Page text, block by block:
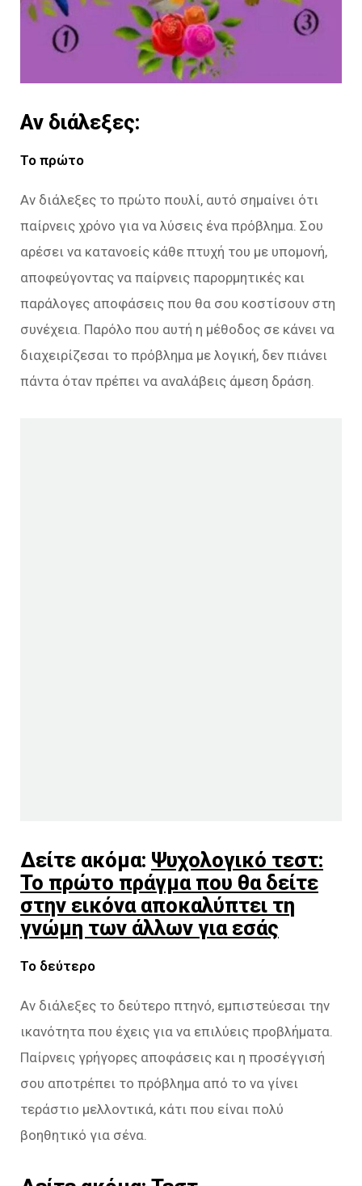
Αν διάλεξες:
Το πρώτο
Αν διάλεξες το πρώτο πουλί, αυτό σημαίνει ότι
παίρνεις χρόνο για να λύσεις ένα πρόβλημα. Σου
αρέσει να κατανοείς κάθε πτυχή του με υπομονή,
αποφεύγοντας να παίρνεις παρορμητικές και
παράλογες αποφάσεις που θα σου κοστίσουν στη
συνέχεια. Παρόλο που αυτή η μέθοδος σε κάνει να
διαχειρίζεσαι το πρόβλημα με λογική, δεν πιάνει
πάντα όταν πρέπει να αναλάβεις άμεση δράση.
Δείτε ακόμα: Ψυχολογικό τεστ:
Το πρώτο πράγμα που θα δείτε
στην εικόνα αποκαλύπτει τη
γνώμη των άλλων για εσάς
Το δεύτερο
Αν διάλεξες το δεύτερο πτηνό, εμπιστεύεσαι την
ικανότητα που έχεις για να επιλύεις προβλήματα.
Παίρνεις γρήγορες αποφάσεις και η προσέγγισή
σου αποτρέπει το πρόβλημα από το να γίνει
τεράστιο μελλοντικά, κάτι που είναι πολύ
βοηθητικό για σένα.